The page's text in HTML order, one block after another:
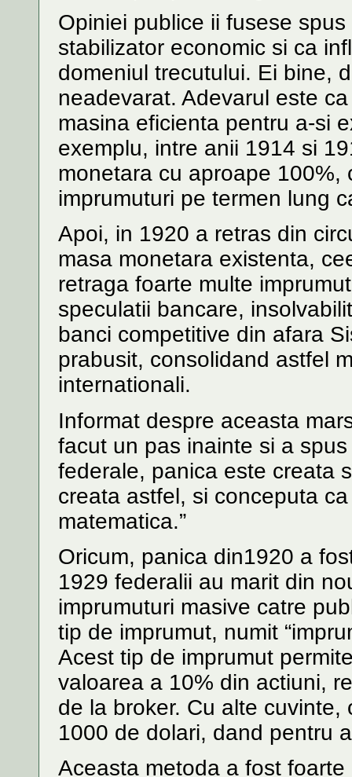
Opiniei publice ii fusese
stabilizator economic si ca
domeniul trecutului. Ei bine,
neadevarat. Adevarul este
masina eficienta pentru a-si
exemplu, intre anii 1914 si
monetara cu aproape
imprumuturi pe termen lung
Apoi, in 1920 a retras din
masa monetara existenta,
retraga foarte multe
speculatii bancare,
banci competitive din afara
prabusit, consolidand astfel
internationali.
Informat despre aceasta
facut un pas inainte si a
federale, panica este creata
creata astfel, si conceputa
matematica.”
Oricum, panica din1920 a
1929 federalii au marit din
imprumuturi masive catre
tip de imprumut, numit
Acest tip de imprumut
valoarea a 10% din actiuni,
de la broker. Cu alte
1000 de dolari, dand pentru
Aceasta metoda a fost